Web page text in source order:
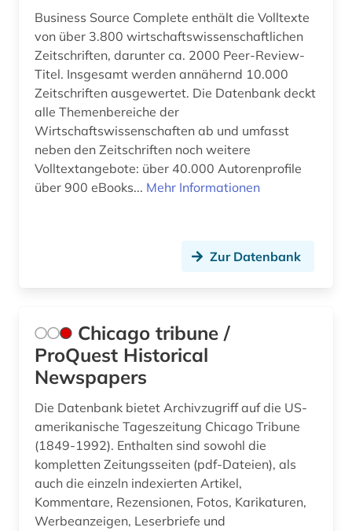
knie (1)
krankenpflege (1)
krisenintervention (1)
kroatien (1)
kunst (2)
lehrmittel (2)
leistungssport (1)
lernplattform (1)
literatur (1)
literaturwissenschaft (2)
länderkunde (1)
malen (1)
Business Source Complete enthält die Volltexte
von über 3.800 wirtschaftswissenschaftlichen
Zeitschriften, darunter ca. 2000 Peer-Review-
Titel. Insgesamt werden annähernd 10.000
Zeitschriften ausgewertet. Die Datenbank deckt
alle Themenbereiche der
Wirtschaftswissenschaften ab und umfasst
neben den Zeitschriften noch weitere
Volltextangebote: über 40.000 Autorenprofile
über 900 eBooks... Mehr Informationen
Zur Datenbank
Chicago tribune /
ProQuest Historical
Newspapers
Die Datenbank bietet Archivzugriff auf die US-
amerikanische Tageszeitung Chicago Tribune
(1849-1992). Enthalten sind sowohl die
kompletten Zeitungsseiten (pdf-Dateien), als
auch die einzeln indexierten Artikel,
Kommentare, Rezensionen, Fotos, Karikaturen,
Werbeanzeigen, Leserbriefe und